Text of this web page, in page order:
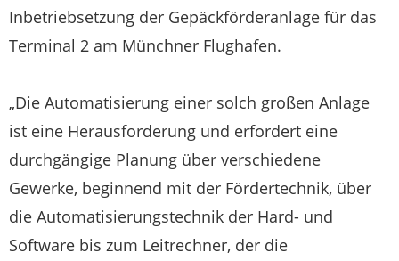
Inbetriebsetzung der Gepäckförderanlage für das
Terminal 2 am Münchner Flughafen.
„Die Automatisierung einer solch großen Anlage
ist eine Herausforderung und erfordert eine
durchgängige Planung über verschiedene
Gewerke, beginnend mit der Fördertechnik, über
die Automatisierungstechnik der Hard- und
Software bis zum Leitrechner, der die